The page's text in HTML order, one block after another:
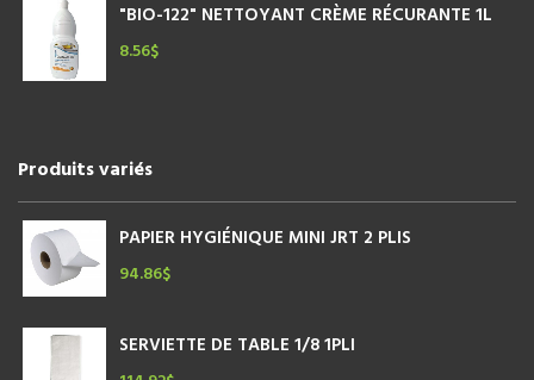
"BIO-122" NETTOYANT CRÈME RÉCURANTE 1L
8.56$
Produits variés
PAPIER HYGIÉNIQUE MINI JRT 2 PLIS
94.86$
SERVIETTE DE TABLE 1/8 1PLI